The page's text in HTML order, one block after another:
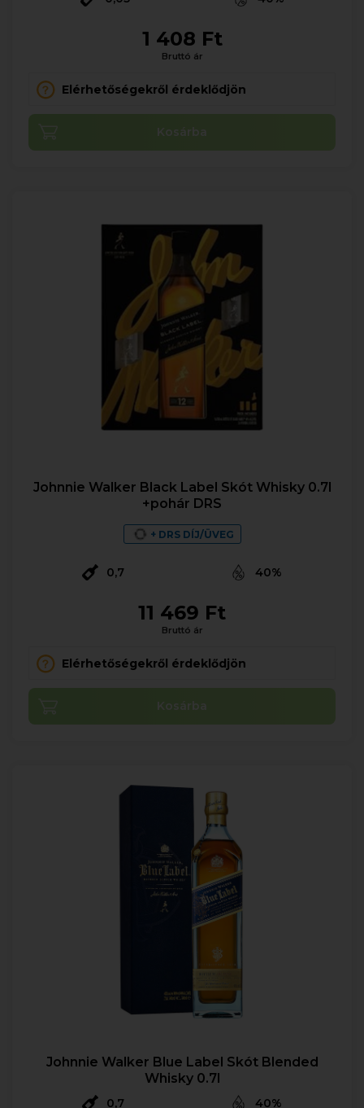
1 408 Ft
Bruttó ár
Elérhetőségekről érdeklődjön
Kosárba
Johnnie Walker Black Label Skót Whisky 0.7l
+pohár DRS
+ DRS DÍJ/ÜVEG
0,7 40%
11 469 Ft
Bruttó ár
Elérhetőségekről érdeklődjön
Kosárba
Johnnie Walker Blue Label Skót Blended
Whisky 0.7l
0,7 40%